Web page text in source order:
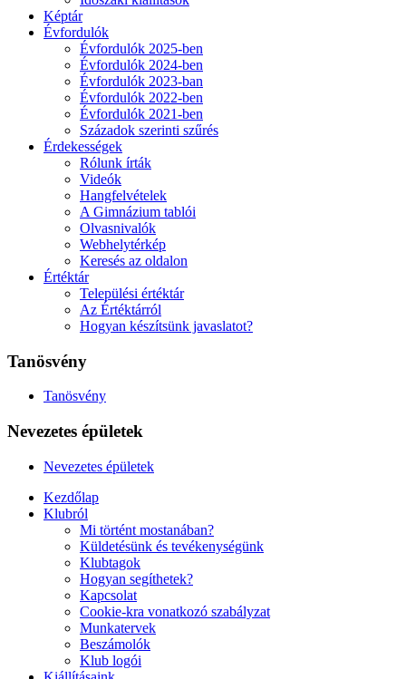
Képtár
Évfordulók
Évfordulók 2025-ben
Évfordulók 2024-ben
Évfordulók 2023-ban
Évfordulók 2022-ben
Évfordulók 2021-ben
Századok szerinti szűrés
Érdekességek
Rólunk írták
Videók
Hangfelvételek
A Gimnázium tablói
Olvasnivalók
Webhelytérkép
Keresés az oldalon
Értéktár
Települési értéktár
Az Értéktárról
Hogyan készítsünk javaslatot?
Tanösvény
Tanösvény
Nevezetes épületek
Nevezetes épületek
Kezdőlap
Klubról
Mi történt mostanában?
Küldetésünk és tevékenységünk
Klubtagok
Hogyan segíthetek?
Kapcsolat
Cookie-kra vonatkozó szabályzat
Munkatervek
Beszámolók
Klub logói